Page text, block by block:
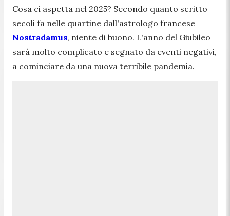
Cosa ci aspetta nel 2025? Secondo quanto scritto
secoli fa nelle quartine dall'astrologo francese
Nostradamus, niente di buono. L'anno del Giubileo
sarà molto complicato e segnato da eventi negativi,
a cominciare da una nuova terribile pandemia.